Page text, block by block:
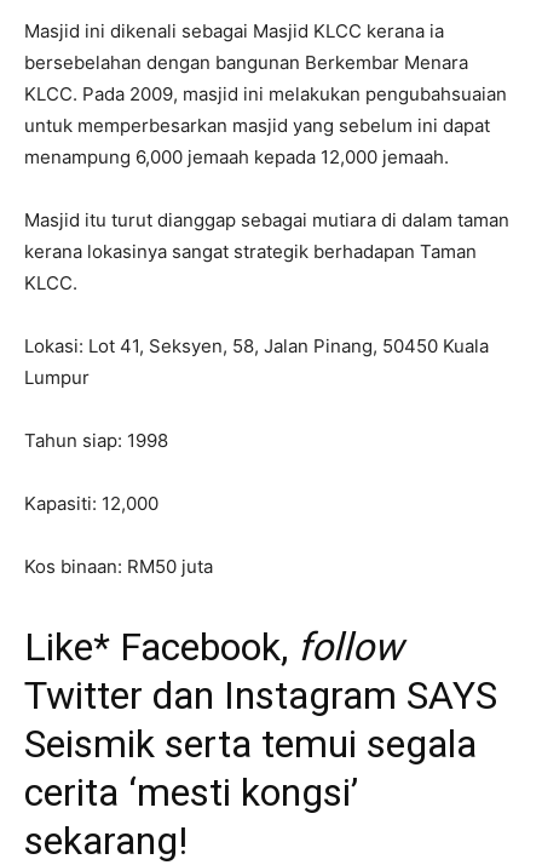
Masjid ini dikenali sebagai Masjid KLCC kerana ia
bersebelahan dengan bangunan Berkembar Menara
KLCC. Pada 2009, masjid ini melakukan pengubahsuaian
untuk memperbesarkan masjid yang sebelum ini dapat
menampung 6,000 jemaah kepada 12,000 jemaah.
Masjid itu turut dianggap sebagai mutiara di dalam taman
kerana lokasinya sangat strategik berhadapan Taman
KLCC.
Lokasi: Lot 41, Seksyen, 58, Jalan Pinang, 50450 Kuala
Lumpur
Tahun siap: 1998
Kapasiti: 12,000
Kos binaan: RM50 juta
Like* Facebook, follow
Twitter dan Instagram SAYS
Seismik serta temui segala
cerita ‘mesti kongsi’
sekarang!